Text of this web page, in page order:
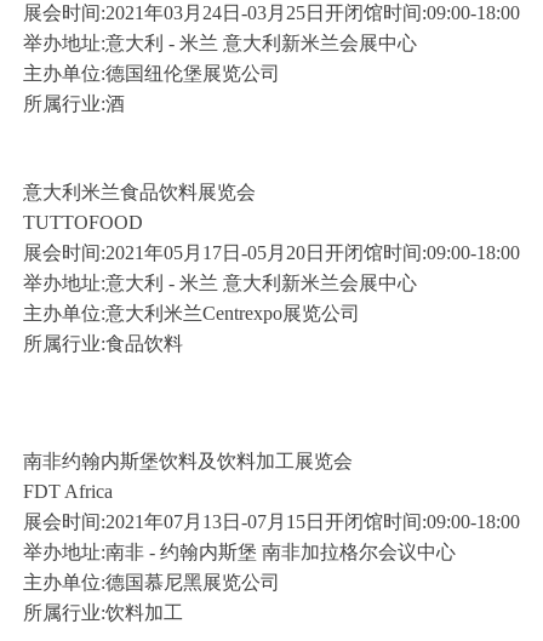
展会时间:2021年03月24日-03月25日开闭馆时间:09:00-18:00
举办地址:意大利 - 米兰 意大利新米兰会展中心
主办单位:德国纽伦堡展览公司
所属行业:酒
意大利米兰食品饮料展览会
TUTTOFOOD
展会时间:2021年05月17日-05月20日开闭馆时间:09:00-18:00
举办地址:意大利 - 米兰 意大利新米兰会展中心
主办单位:意大利米兰Centrexpo展览公司
所属行业:食品饮料
南非约翰内斯堡饮料及饮料加工展览会
FDT Africa
展会时间:2021年07月13日-07月15日开闭馆时间:09:00-18:00
举办地址:南非 - 约翰内斯堡 南非加拉格尔会议中心
主办单位:德国慕尼黑展览公司
所属行业:饮料加工